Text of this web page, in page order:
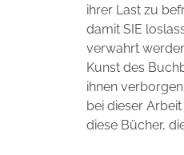
ihrer Last zu
damit SIE
verwahrt
Kunst des
ihnen
bei dieser
diese Bücher,